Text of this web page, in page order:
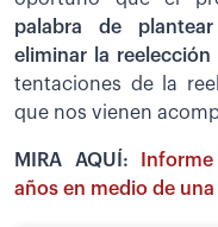
palabra de
eliminar la reelección
tentaciones de la
que nos vienen
MIRA AQUÍ:
años en medio de una